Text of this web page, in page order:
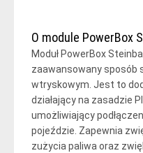
O module PowerBox
Moduł PowerBox
zaawansowany sposób
wtryskowym. Jest to
działający na zasadzie
umożliwiający
pojeździe. Zapewnia
zużycia paliwa oraz